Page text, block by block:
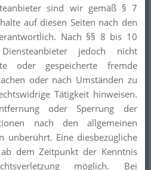
sind wir gemäß § 7
auf diesen Seiten nach den
Nach §§ 8 bis 10
jedoch nicht
oder gespeicherte fremde
oder nach Umständen zu
Tätigkeit hinweisen.
oder Sperrung der
nach den allgemeinen
unberührt. Eine diesbezügliche
dem Zeitpunkt der Kenntnis
möglich. Bei